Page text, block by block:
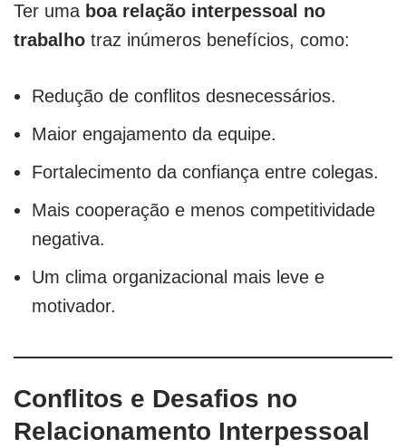
Ter uma boa relação interpessoal no
trabalho traz inúmeros benefícios, como:
Redução de conflitos desnecessários.
Maior engajamento da equipe.
Fortalecimento da confiança entre colegas.
Mais cooperação e menos competitividade
negativa.
Um clima organizacional mais leve e
motivador.
Conflitos e Desafios no
Relacionamento Interpessoal